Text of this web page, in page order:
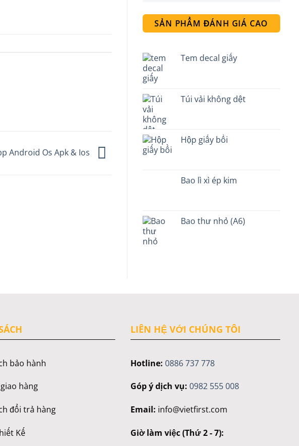
Android Os Apk & Ios
SẢN PHẨM ĐÁNH GIÁ CAO
Tem decal giấy
Túi vải không dệt
Hộp giấy bồi
Bao lì xì ép kim
Bao thư nhỏ (A6)
bảo hành
hàng
đổi trả hàng
Kế
LIÊN HỆ VỚI CHÚNG TÔI
Hotline: 0886 737 778
Góp ý dịch vụ: 0982 555 008
Email: info@vietfirst.com
Giờ làm việc (Thứ 2 - 7):